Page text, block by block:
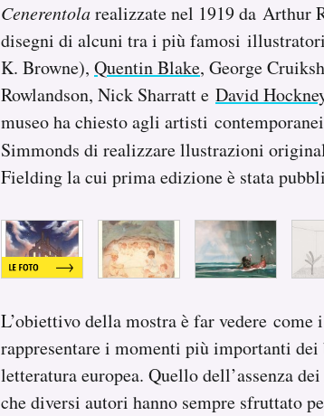
Cenerentolarealizzate nel 1919 da Arthur
disegni di alcuni tra i più famosi
K. Browne), Quentin Blake, George
Rowlandson, Nick Sharratt e David
museo ha chiesto agli artisti
Simmonds di realizzare llustrazioni
Fielding la cui prima edizione è stata
L’obiettivo della mostra è far vedere
rappresentare i momenti più importanti
letteratura europea. Quello dell’assenza
che diversi autori hanno sempre sfruttato